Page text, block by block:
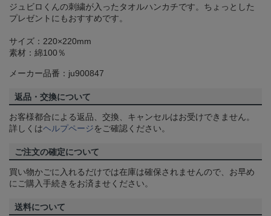
ジュビロくんの刺繍が入ったタオルハンカチです。ちょっとした
プレゼントにもおすすめです。
サイズ：220×220mm
素材：綿100％
メーカー品番：ju900847
返品・交換について
お客様都合による返品、交換、キャンセルはお受けできません。
詳しくはヘルプページをご確認ください。
ご注文の確定について
買い物かごに入れるだけでは在庫は確保されませんので、お早め
にご購入手続きをお済ませください。
送料について